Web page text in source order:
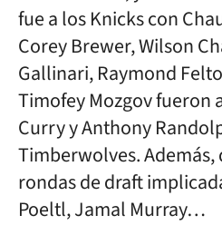
fue a los Knicks con
Corey Brewer, Wilson
Gallinari, Raymond
Timofey Mozgov fueron
Curry y Anthony
Timberwolves.
rondas de draft
Poeltl, Jamal Murray…